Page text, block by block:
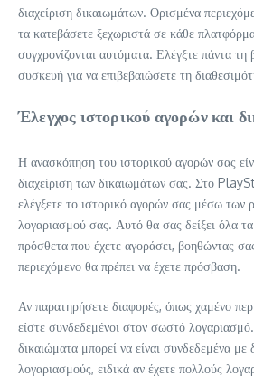
διαχείριση δικαιωμάτων. Ορισμένα
τα κατεβάσετε ξεχωριστά σε κάθε
συγχρονίζονται αυτόματα. Ελέγξτε πάντα
συσκευή για να επιβεβαιώσετε τη
Έλεγχος ιστορικού αγορών και
Η ανασκόπηση του ιστορικού αγορών σας
διαχείριση των δικαιωμάτων σας. Στο
ελέγξετε το ιστορικό αγορών σας μέσω των
λογαριασμού σας. Αυτό θα σας δείξει όλα τα
πρόσθετα που έχετε αγοράσει, βοηθώντας
περιεχόμενο θα πρέπει να έχετε πρόσβαση.
Αν παρατηρήσετε διαφορές, όπως χαμένο
είστε συνδεδεμένοι στον σωστό
δικαιώματα μπορεί να είναι συνδεδεμένα με
λογαριασμούς, ειδικά αν έχετε πολλούς